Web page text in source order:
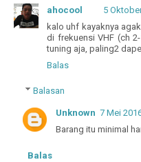
ahocool
5
kalo uhf kayaknya
di frekuensi VHF (ch
tuning aja, paling2
Balas
Balasan
Unknown 7 Mei
Barang itu minimal
Balas